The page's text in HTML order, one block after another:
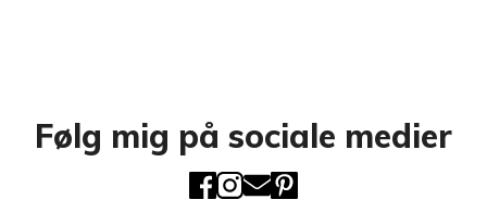
Følg mig på sociale medier